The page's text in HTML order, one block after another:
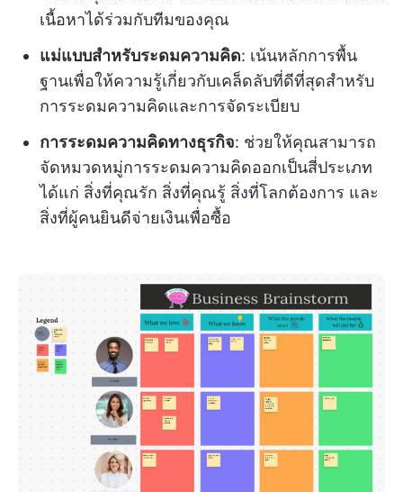
เนื้อหาได้ร่วมกับทีมของคุณ
แม่แบบสำหรับระดมความคิด: เน้นหลักการพื้น
ฐานเพื่อให้ความรู้เกี่ยวกับเคล็ดลับที่ดีที่สุดสำหรับ
การระดมความคิดและการจัดระเบียบ
การระดมความคิดทางธุรกิจ: ช่วยให้คุณสามารถ
จัดหมวดหมู่การระดมความคิดออกเป็นสี่ประเภท
ได้แก่ สิ่งที่คุณรัก สิ่งที่คุณรู้ สิ่งที่โลกต้องการ และ
สิ่งที่ผู้คนยินดีจ่ายเงินเพื่อซื้อ